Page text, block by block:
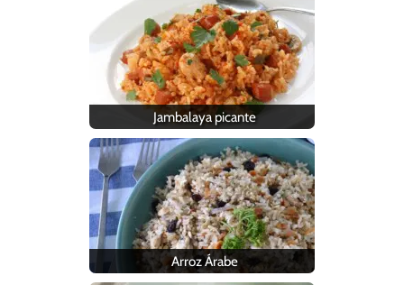
Jambalaya picante
Arroz Árabe